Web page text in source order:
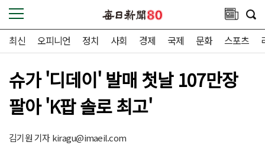
최신 오피니언 정치 사회 경제 국제 문화 스포츠
슈가 '디데이' 발매 첫날 107만장
팔아 'K팝 솔로 최고'
김기원 기자kiragu@imaeil.com